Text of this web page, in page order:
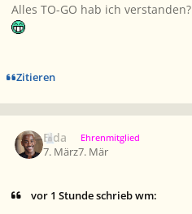
Alles TO-GO hab ich verstanden?
Zitieren
Elda Ehrenmitglied
7. März7. Mär
vor 1 Stunde schrieb wm: